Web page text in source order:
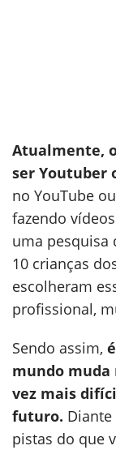
Atualmente,
ser Youtuber
no YouTube
fazendo
uma pesquisa
10 crianças
escolheram
profissional,
Sendo assim,
mundo muda
vez mais
futuro.
pistas do que